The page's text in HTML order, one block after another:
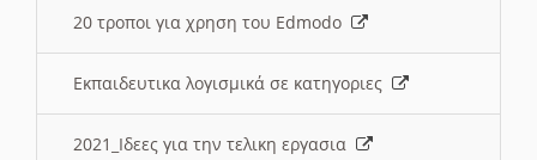
20 τροποι για χρηση του Edmodo
Εκπαιδευτικα λογισμικά σε κατηγοριες
2021_Ιδεες για την τελικη εργασια